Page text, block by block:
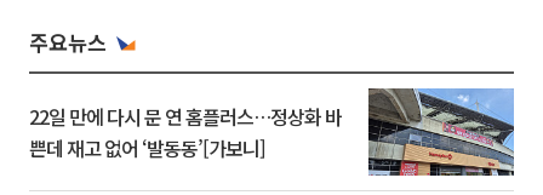
주요뉴스
22일 만에 다시 문 연 홈플러스…정상화 바
쁜데 재고 없어 ‘발동동’[가보니]